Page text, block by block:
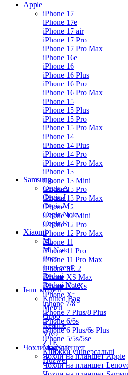
Apple
iPhone 17
iPhone 17e
iPhone 17 air
iPhone 17 Pro
iPhone 17 Pro Max
iPhone 16e
iPhone 16
iPhone 16 Plus
iPhone 16 Pro
iPhone 16 Pro Max
iPhone 15
iPhone 15 Plus
iPhone 15 Pro
iPhone 15 Pro Max
iPhone 14
iPhone 14 Plus
iPhone 14 Pro
iPhone 14 Pro Max
iPhone 13
iPhone 13 Mini
iPhone 13 Pro
iPhone 13 Pro Max
iPhone 12
iPhone 12 Mini
iPhone 12 Pro
iPhone 12 Pro Max
iPhone 11
iPhone 11 Pro
iPhone 11 Pro Max
iPhone SE 2
iPhone XS Max
iPhone X / Xs
iPhone Xr
iphone 7/8
iPhone 7 Plus/8 Plus
iPhone 6/6s
iPhone 6 Plus/6s Plus
iPhone 5/5s/5se
MagSafe
Samsung
Серія А
Серiя J
Серiя M
Серія Note
Серія S
Xiaomi
Mi
Mi Note
Poco
Інші серії
Redmi
Redmi Note
Інші моделі
Knitted Bag
Meizu
Oppo
Realme
Vivo
ZTE
Книжки універсальні
Huawei
Чохли на планшет
Чохли на планшет Apple
Чохли на планшет